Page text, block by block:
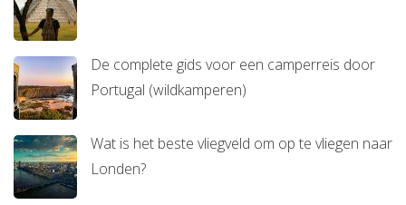
De complete gids voor een camperreis door
Portugal (wildkamperen)
Wat is het beste vliegveld om op te vliegen naar
Londen?